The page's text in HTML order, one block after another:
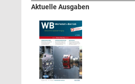
Aktuelle Ausgaben